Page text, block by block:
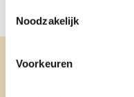
alle cookies zoals
in deze cookiebanner.
noodzakelijke cookies.
Noodzakelijk
Voorkeuren